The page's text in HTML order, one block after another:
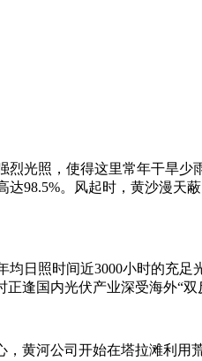
光照，使得这里常年干旱
98.5%。风起时，黄沙漫
日照时间近3000小时的充
逢国内光伏产业深受海外“
黄河公司开始在塔拉滩利